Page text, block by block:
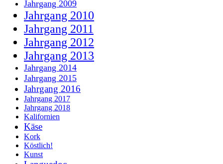
Jahrgang 2009
Jahrgang 2010
Jahrgang 2011
Jahrgang 2012
Jahrgang 2013
Jahrgang 2014
Jahrgang 2015
Jahrgang 2016
Jahrgang 2017
Jahrgang 2018
Kalifornien
Käse
Kork
Köstlich!
Kunst